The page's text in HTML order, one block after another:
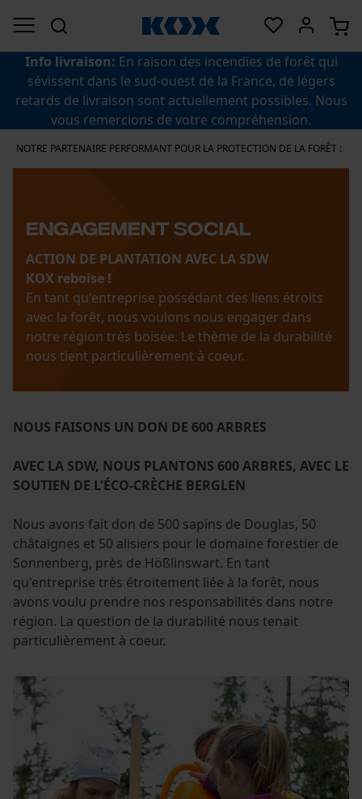
Info livraison: En raison des incendies de forêt qui
sévissent dans le sud-ouest de la France, de légers
retards de livraison sont actuellement possibles. Nous
vous remercions de votre compréhension.
NOTRE PARTENAIRE PERFORMANT POUR LA PROTECTION DE LA FORÊT :
Engagement social
ACTION DE PLANTATION AVEC LA SDW
KOX reboise !
En tant qu'entreprise possédant des liens étroits
avec la forêt, nous voulons nous engager dans
notre région très boisée. Le thème de la durabilité
nous tient particulièrement à coeur.
NOUS FAISONS UN DON DE 600 ARBRES
AVEC LA SDW, NOUS PLANTONS 600 ARBRES, AVEC LE
SOUTIEN DE L'ÉCO-CRÈCHE BERGLEN
Nous avons fait don de 500 sapins de Douglas, 50
châtaignes et 50 alisiers pour le domaine forestier de
Sonnenberg, près de Hößlinswart. En tant
qu'entreprise très étroitement liée à la forêt, nous
avons voulu prendre nos responsabilités dans notre
région. La question de la durabilité nous tenait
particulièrement à coeur.